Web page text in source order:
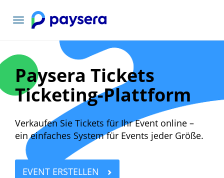
Toggle
navigation
Paysera Tickets
Ticketing-Plattform
Verkaufen Sie Tickets für Ihr Event online –
ein einfaches System für Events jeder Größe.
EVENT ERSTELLEN